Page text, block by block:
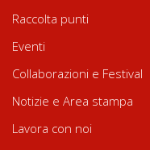
Raccolta punti
Eventi
Collaborazioni e Festival
Notizie e Area stampa
Lavora con noi